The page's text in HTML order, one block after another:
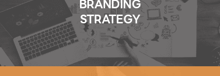
BRANDING
STRATEGY